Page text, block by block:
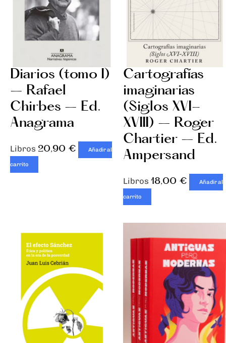
Diarios (tomo I)
– Rafael
Chirbes – Ed.
Anagrama
Libros 20,90 € Añadir al
carrito
Cartografías
imaginarias
(Siglos XVI-
XVIII) – Roger
Chartier – Ed.
Ampersand
Libros 18,00 € Añadir al
carrito